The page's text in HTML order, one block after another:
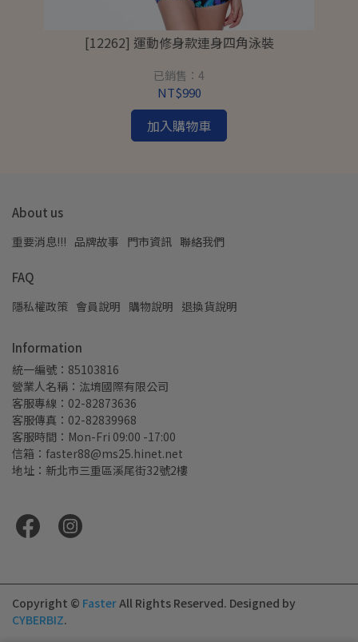
[12262] 運動修身款連身四角泳裝
已銷售：4
NT$990
加入購物車
About us
重要消息!!! 品牌故事 門市資訊 聯絡我們
FAQ
隱私權政策 會員說明 購物說明 退換貨說明
Information
統一編號：85103816
營業人名稱：汯堉國際有限公司
客服專線：02-82873636
客服傳真：02-82839968
客服時間：Mon-Fri 09:00 -17:00
信箱：faster88@ms25.hinet.net
地址：新北市三重區溪尾街32號2樓
Copyright © FasterAll Rights Reserved. Designed by
CYBERBIZ.